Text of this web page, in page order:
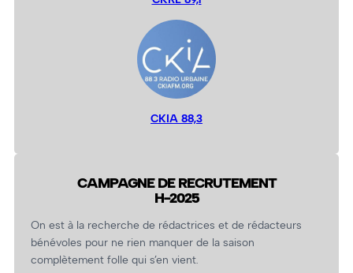
CKIA 88,3
CAMPAGNE DE RECRUTEMENT
H-2025
On est à la recherche de rédactrices et de rédacteurs
bénévoles pour ne rien manquer de la saison
complètement folle qui s’en vient.